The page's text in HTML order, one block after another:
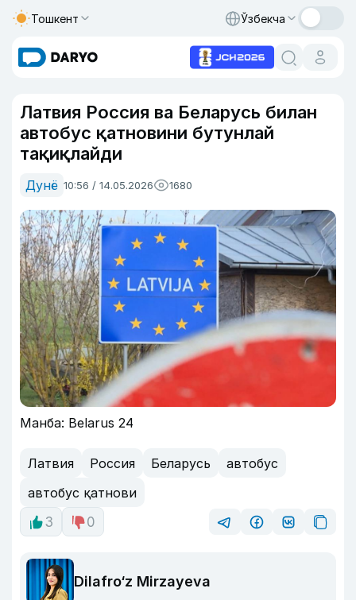
Тошкент Ўзбекча
Латвия Россия ва Беларусь билан
автобус қатновини бутунлай
тақиқлайди
Дунё 10:56 / 14.05.2026 1680
Манба: Belarus 24
Латвия Россия Беларусь
автобус
автобус қатнови
3
0
Dilafro‘z Mirzayeva